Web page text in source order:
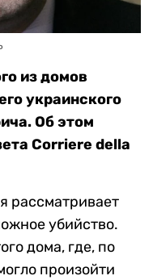
из домов
украинского
Об этом
Corriere della
рассматривает
убийство.
дома, где, по
произойти